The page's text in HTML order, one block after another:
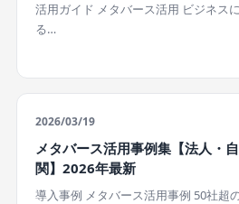
活用ガイド メタバース活用 ビジネス
る…
2026/03/19
メタバース活用事例集【法人・
関】2026年最新
導入事例 メタバース活用事例 50社超